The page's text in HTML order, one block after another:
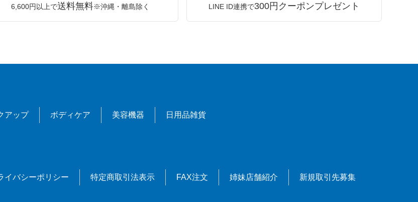
6,600円以上で送料無料※沖縄・離島除く LINE ID連携で300円クーポンプレゼント
アップ ボディケア 美容機器 日用品雑貨
イバシーポリシー 特定商取引法表示 FAX注文 姉妹店舗紹介 新規取引先募集